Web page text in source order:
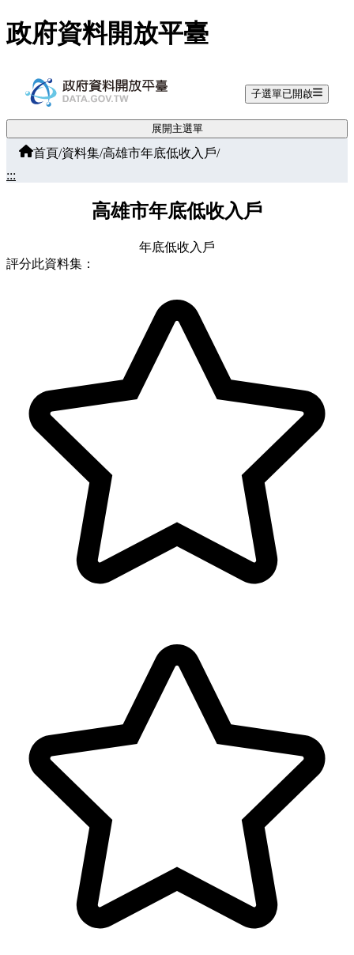
跳至主要內容
政府資料開放平臺
子選單已開啟
展開主選單
首頁/資料集/高雄市年底低收入戶/
:::
高雄市年底低收入戶
年底低收入戶
評分此資料集：